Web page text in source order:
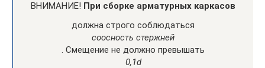
ВНИМАНИЕ! При сборке арматурных каркасов
должна строго соблюдаться
соосность стержней
. Смещение не должно превышать
0,1d